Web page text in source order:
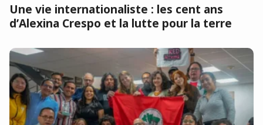
Une vie internationaliste : les cent ans
d’Alexina Crespo et la lutte pour la terre